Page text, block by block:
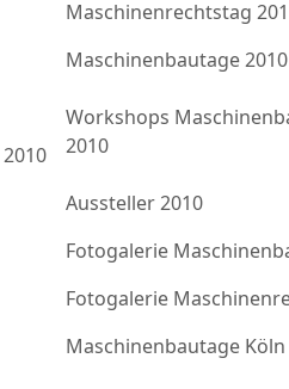
2010
Maschinenrechtstag
Maschinenbautage 2010
Workshops
2010
Aussteller 2010
Fotogalerie
Fotogalerie
Maschinenbautage Köln